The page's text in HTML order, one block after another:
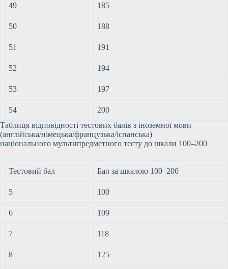
49 185
50 188
51 191
52 194
53 197
54
200
Таблиця відповідності тестових балів з іноземної мови
(англійська/німецька/французька/іспанська)
національного мультипредметного тесту до шкали 100–200
Тестовий бал Бал за шкалою 100–200
5 100
6 109
7 118
8 125